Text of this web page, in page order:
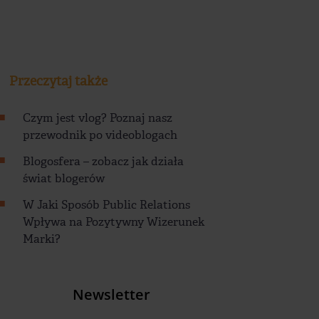
Przeczytaj także
Czym jest vlog? Poznaj nasz
przewodnik po videoblogach
Blogosfera – zobacz jak działa
świat blogerów
W Jaki Sposób Public Relations
Wpływa na Pozytywny Wizerunek
Marki?
Newsletter